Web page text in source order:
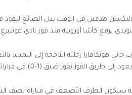
هدفين في الوقت بدل الضائع ليقود
يرفع كأسًا أوروبية منذ فوز نادي غوتنبرغ
ضيق (1-0) في مباراته الأخيرة ضد أوستر في 24 أبريل الجاري.
سيكون الطرف الأضعف في مباراة نصف